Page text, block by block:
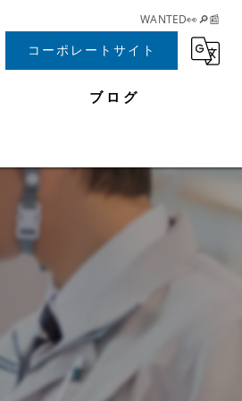
WANTED👀🔎📰
コーポレートサイト
ブログ